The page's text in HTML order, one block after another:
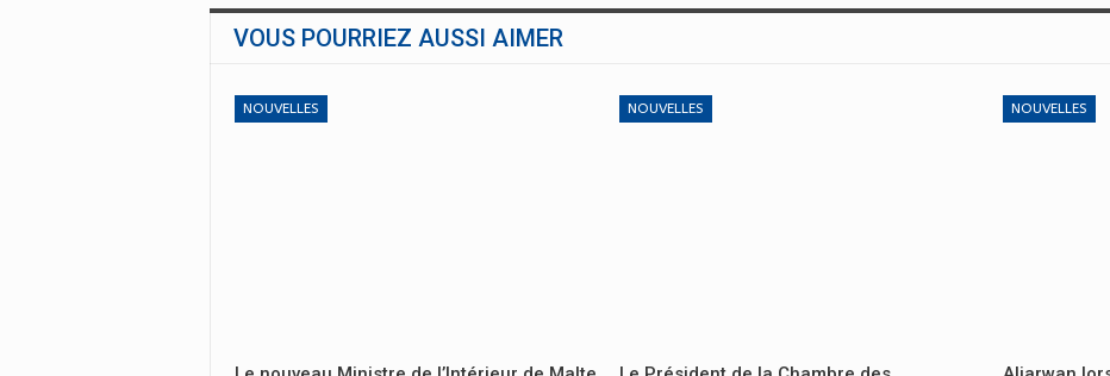
VOUS POURRIEZ AUSSI AIMER
NOUVELLES NOUVELLES NOUVELLES